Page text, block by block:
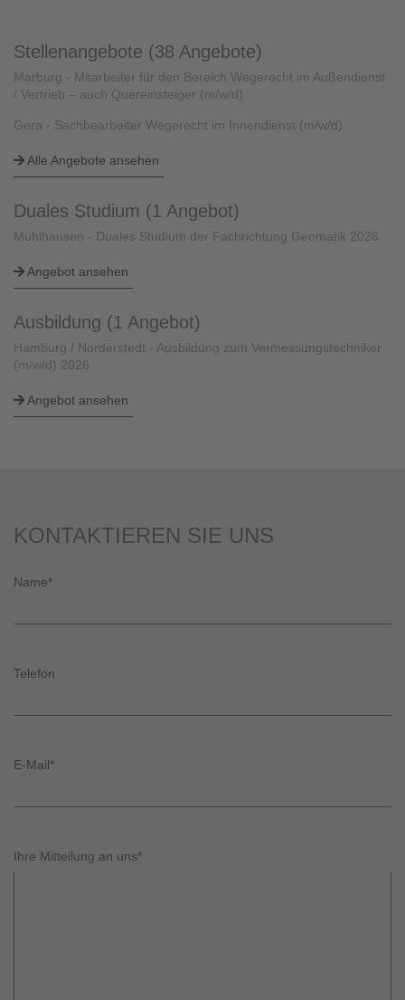
Stellenangebote (38 Angebote)
Marburg - Mitarbeiter für den Bereich Wegerecht im Außendienst
/ Vertrieb – auch Quereinsteiger (m/w/d)
Gera - Sachbearbeiter Wegerecht im Innendienst (m/w/d)
Alle Angebote ansehen
Duales Studium (1 Angebot)
Mühlhausen - Duales Studium der Fachrichtung Geomatik 2026
Angebot ansehen
Ausbildung (1 Angebot)
Hamburg / Norderstedt - Ausbildung zum Vermessungstechniker
(m/w/d) 2026
Angebot ansehen
KONTAKTIEREN SIE UNS
Name*
Telefon
E-Mail*
Ihre Mitteilung an uns*